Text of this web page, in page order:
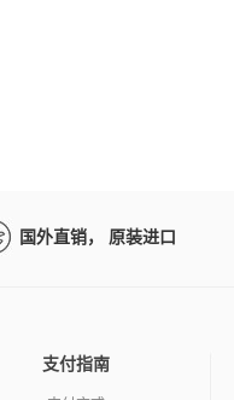
国外直销， 原装进口
支付指南